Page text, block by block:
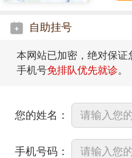
自助挂号
本网站已加密，绝对保
手机号免排队优先就诊。
您的姓名：
手机号码：